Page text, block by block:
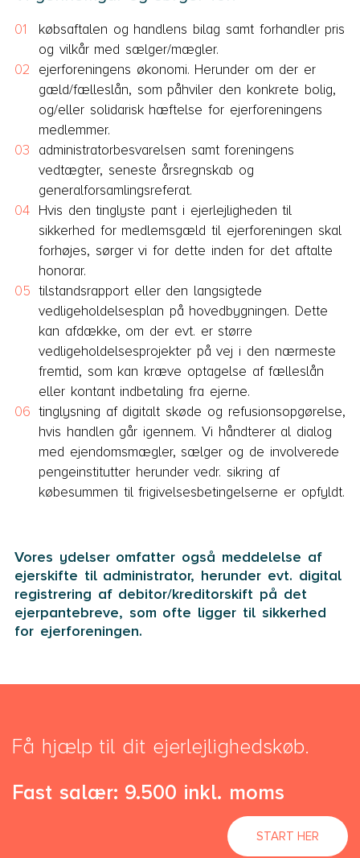
købsaftalen og handlens bilag samt forhandler pris
og vilkår med sælger/mægler.
ejerforeningens økonomi. Herunder om der er
gæld/fælleslån, som påhviler den konkrete bolig,
og/eller solidarisk hæftelse for ejerforeningens
medlemmer.
administratorbesvarelsen samt foreningens
vedtægter, seneste årsregnskab og
generalforsamlingsreferat.
Hvis den tinglyste pant i ejerlejligheden til
sikkerhed for medlemsgæld til ejerforeningen skal
forhøjes, sørger vi for dette inden for det aftalte
honorar.
tilstandsrapport eller den langsigtede
vedligeholdelsesplan på hovedbygningen. Dette
kan afdække, om der evt. er større
vedligeholdelsesprojekter på vej i den nærmeste
fremtid, som kan kræve optagelse af fælleslån
eller kontant indbetaling fra ejerne.
tinglysning af digitalt skøde og refusionsopgørelse,
hvis handlen går igennem. Vi håndterer al dialog
med ejendomsmægler, sælger og de involverede
pengeinstitutter herunder vedr. sikring af
købesummen til frigivelsesbetingelserne er opfyldt.
Vores ydelser omfatter også meddelelse af
ejerskifte til administrator, herunder evt. digital
registrering af debitor/kreditorskift på det
ejerpantebreve, som ofte ligger til sikkerhed
for ejerforeningen.
Få hjælp til dit ejerlejlighedskøb.
Fast salær: 9.500 inkl. moms
START HER